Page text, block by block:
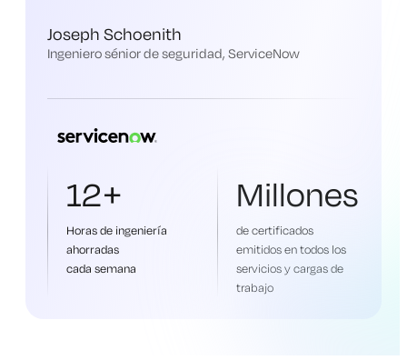
Joseph Schoenith
Ingeniero sénior de seguridad, ServiceNow
12+
Horas de ingeniería
ahorradas
cada semana
Millones
de certificados
emitidos en todos los
servicios y cargas de
trabajo